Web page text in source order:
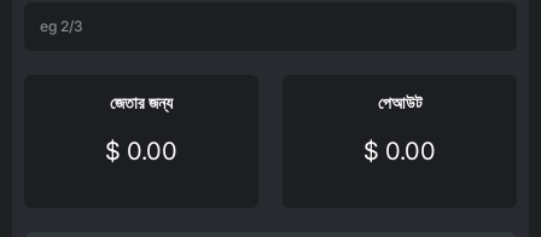
জেতার জন্য
$ 0.00
পেআউট
$ 0.00